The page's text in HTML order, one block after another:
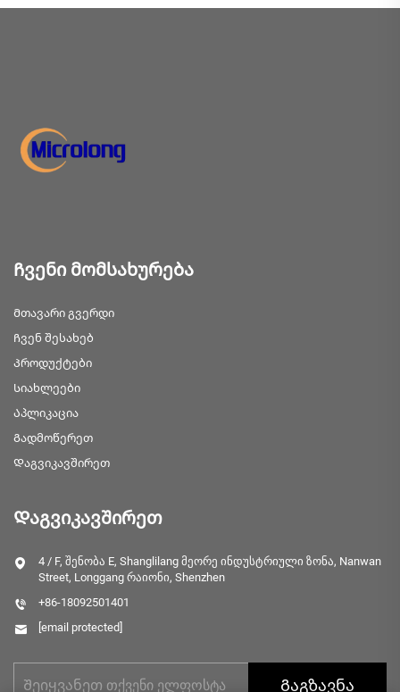
Ჩვენი მომსახურება
Მთავარი გვერდი
Ჩვენ შესახებ
Პროდუქტები
Სიახლეები
Აპლიკაცია
Გადმოწერეთ
Დაგვიკავშირეთ
Დაგვიკავშირეთ
4 / F, შენობა E, Shanglilang მეორე ინდუსტრიული ზონა, Nanwan
Street, Longgang რაიონი, Shenzhen
+86-18092501401
[email protected]
Გაგზავნა